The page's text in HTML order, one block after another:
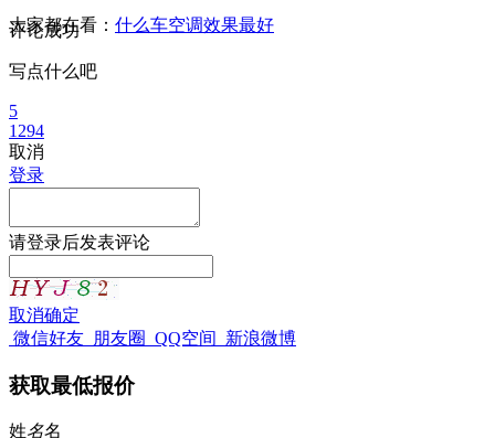
大家都在看： 什么车空调效果最好
评论成功
写点什么吧
5
1294
取消
登录
请登录后发表评论
取消确定
微信好友 朋友圈 QQ空间 新浪微博
获取最低报价
姓名名